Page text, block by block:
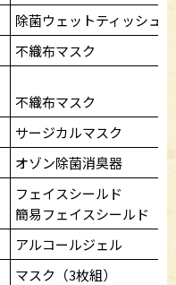
除菌ウェットティッシュ
不織布マスク
不織布マスク
サージカルマスク
オゾン除菌消臭器
フェイスシールド
簡易フェイスシールド
アルコールジェル
マスク（3枚組）